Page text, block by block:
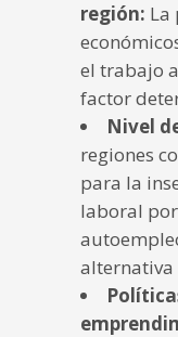
región: La
el trabajo
factor
Nivel
regiones
para la
laboral
alternativa